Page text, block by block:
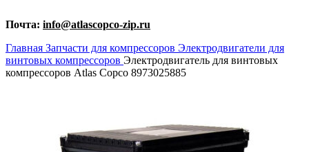
Почта: info@atlascopco-zip.ru
Главная Запчасти для компрессоров Электродвигатели для
винтовых компрессоров Электродвигатель для винтовых
компрессоров Atlas Copco 8973025885